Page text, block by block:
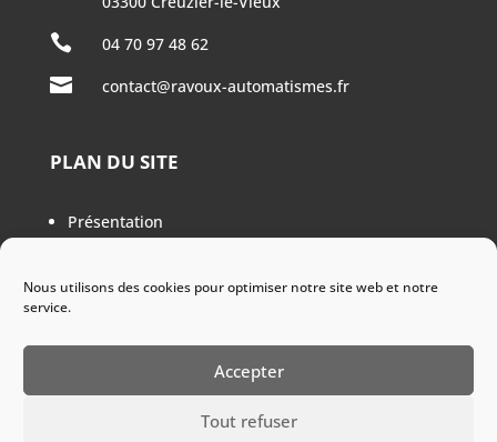
Nous utilisons des cookies pour optimiser notre site web et notre
service.
Accepter
Tout refuser
 04 70 97 48 62
 contact@ravoux-automatismes.fr
PLAN DU SITE
Présentation
Equipements formation
Actualités
Contact